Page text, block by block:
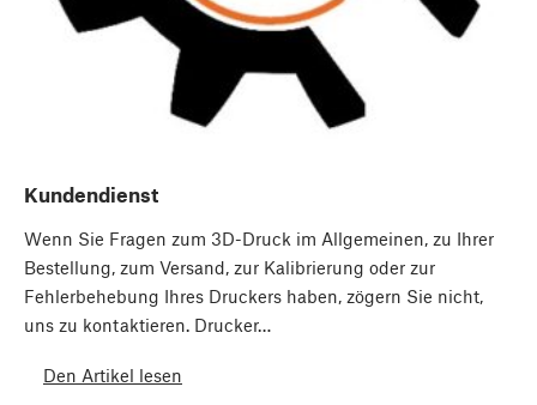
Kundendienst
Wenn Sie Fragen zum 3D-Druck im Allgemeinen, zu Ihrer
Bestellung, zum Versand, zur Kalibrierung oder zur
Fehlerbehebung Ihres Druckers haben, zögern Sie nicht,
uns zu kontaktieren. Drucker…
Den Artikel lesen